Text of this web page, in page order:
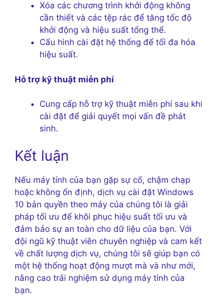
Xóa các chương trình khởi động không
cần thiết và các tệp rác để tăng tốc độ
khởi động và hiệu suất tổng thể.
Cấu hình cài đặt hệ thống để tối đa hóa
hiệu suất.
Hỗ trợ kỹ thuật miễn phí
Cung cấp hỗ trợ kỹ thuật miễn phí sau khi
cài đặt để giải quyết mọi vấn đề phát
sinh.
Kết luận
Nếu máy tính của bạn gặp sự cố, chậm chạp
hoặc không ổn định, dịch vụ cài đặt Windows
10 bản quyền theo máy của chúng tôi là giải
pháp tối ưu để khôi phục hiệu suất tối ưu và
đảm bảo sự an toàn cho dữ liệu của bạn. Với
đội ngũ kỹ thuật viên chuyên nghiệp và cam kết
về chất lượng dịch vụ, chúng tôi sẽ giúp bạn có
một hệ thống hoạt động mượt mà và như mới,
nâng cao trải nghiệm sử dụng máy tính của
bạn.